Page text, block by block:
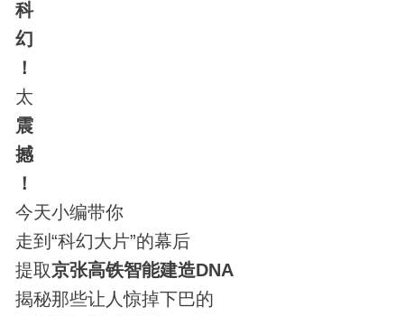
科
幻
！
太
震
撼
！
今天小编带你
走到“科幻大片”的幕后
提取京张高铁智能建造DNA
揭秘那些让人惊掉下巴的